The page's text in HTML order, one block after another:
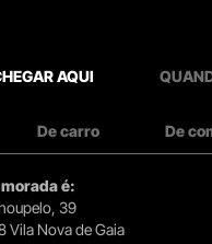
AQUI
De carro De
é:
39
Vila Nova de Gaia